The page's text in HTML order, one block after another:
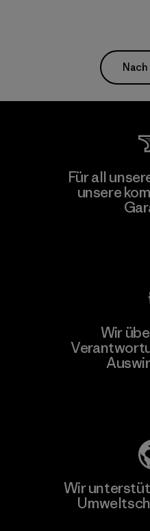
Nach
Für all
unsere
Wir
Wir